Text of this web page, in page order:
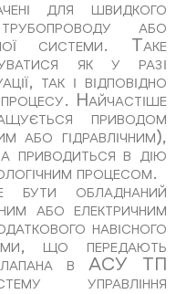
для швидкого
або
системи. Таке
як у разі
так і відповідно
Найчастіше
приводом
або гідравлічним),
приводиться в дію
процесом.
бути обладнаний
або електричним
навісного
що передають
в АСУ ТП
управління